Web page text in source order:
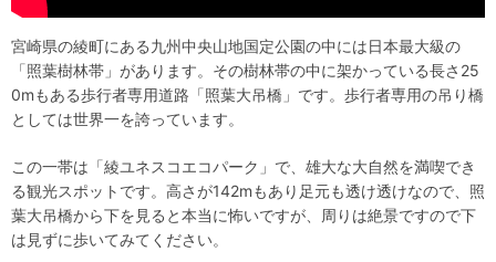
宮崎県の綾町にある九州中央山地国定公園の中には日本最大級の
「照葉樹林帯」があります。その樹林帯の中に架かっている長さ25
0mもある歩行者専用道路「照葉大吊橋」です。歩行者専用の吊り橋
としては世界一を誇っています。
この一帯は「綾ユネスコエコパーク」で、雄大な大自然を満喫でき
る観光スポットです。高さが142mもあり足元も透け透けなので、照
葉大吊橋から下を見ると本当に怖いですが、周りは絶景ですので下
は見ずに歩いてみてください。